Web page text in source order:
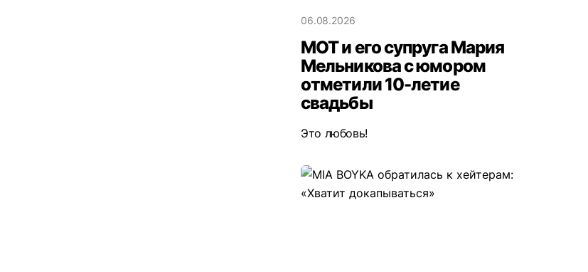
06.08.2026
МОТ и его супруга Мария
Мельникова с юмором
отметили 10-летие
свадьбы
Это любовь!